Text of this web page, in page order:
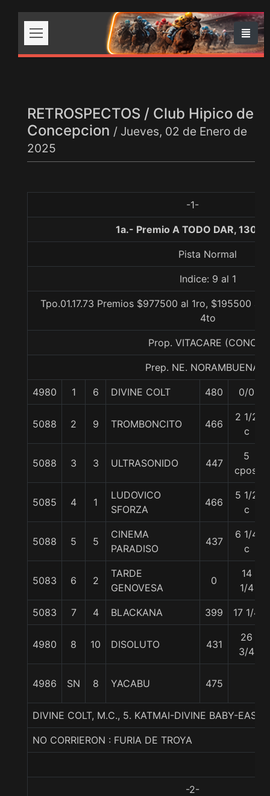
RETROSPECTOS / Club Hipico de
Concepcion / Jueves, 02 de Enero de
2025
-1-
1a.- Premio A TODO DAR, 1300
Pista Normal
Indice: 9 al 1
Tpo.01.17.73 Premios $977500 al 1ro, $195500
4to
Prop. VITACARE (CONCE)
Prep. NE. NORAMBUENA B.
4980 1 6 DIVINE COLT 480 0/0
5088 2 9 TROMBONCITO 466
2 1/2
c
5088 3 3 ULTRASONIDO 447
5
cpos.
5085 4 1
LUDOVICO
SFORZA
466
5 1/2
c
5088 5 5
CINEMA
PARADISO
437
6 1/4
c
5083 6 2
TARDE
GENOVESA
0
14
1/4
5083 7 4 BLACKANA 399 17 1/4
4980 8 10 DISOLUTO 431
26
3/4
4986 SN 8 YACABU 475
DIVINE COLT, M.C., 5. KATMAI-DIVINE BABY-
NO CORRIERON : FURIA DE TROYA
-2-